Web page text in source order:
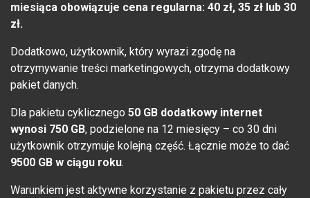
miesiąca obowiązuje cena regularna: 40 zł, 35 zł lub 30
zł.
Dodatkowo, użytkownik, który wyrazi zgodę na
otrzymywanie treści marketingowych, otrzyma dodatkowy
pakiet danych.
Dla pakietu cyklicznego 50 GB dodatkowy internet
wynosi 750 GB, podzielone na 12 miesięcy – co 30 dni
użytkownik otrzymuje kolejną część. Łącznie może to dać
9500 GB w ciągu roku.
Warunkiem jest aktywne korzystanie z pakietu przez cały